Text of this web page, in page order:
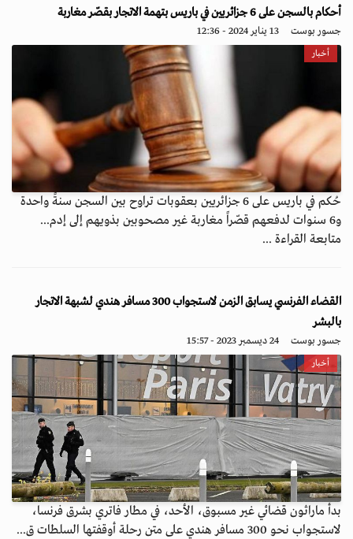
أحكام بالسجن على 6 جزائريين في باريس بتهمة الاتجار بقصّر مغاربة
جسور بوست 13 يناير 2024 - 12:36
أخبار
حُكم في باريس على 6 جزائريين بعقوبات تراوح بين السجن سنةً واحدة
و6 سنوات لدفعهم قصّراً مغاربة غير مصحوبين بذويهم إلى إدم...
متابعة القراءة ...
القضاء الفرنسي يسابق الزمن لاستجواب 300 مسافر هندي لشبهة الاتجار
بالبشر
جسور بوست 24 ديسمبر 2023 - 15:57
أخبار
بدأ ماراثون قضائي غير مسبوق، الأحد، في مطار فاتري بشرق فرنسا،
لاستجواب نحو 300 مسافر هندي على متن رحلة أوقفتها السلطات ق...